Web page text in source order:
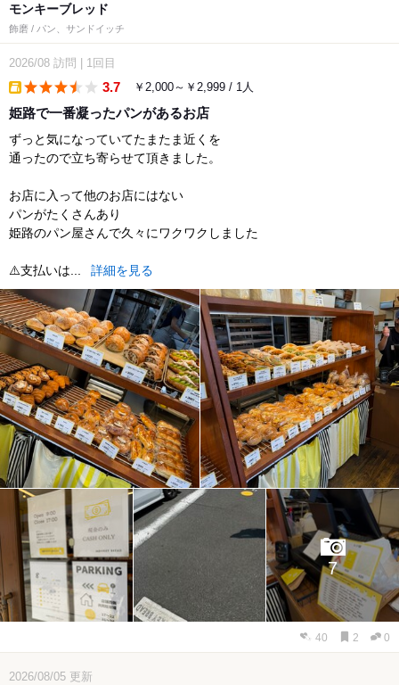
モンキーブレッド
飾磨 / パン、サンドイッチ
2026/08 訪問 1回目
3.7 ￥2,000～￥2,999 / 1人
姫路で一番凝ったパンがあるお店
ずっと気になっていてたまたま近くを
通ったので立ち寄らせて頂きました。
お店に入って他のお店にはない
パンがたくさんあり
姫路のパン屋さんで久々にワクワクしました
⚠️支払いは... 詳細を見る
7
40 2 0
2026/08/05 更新